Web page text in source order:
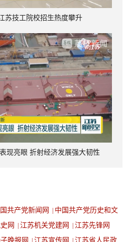
苏技工院校招生热度攀升
现亮眼 折射经济发展强大韧性
共产党新闻网
中国共产党历史和文
网 江苏机关党建网
江苏先锋网
晚报网 江苏宣传网 江苏省人民政